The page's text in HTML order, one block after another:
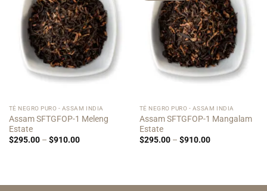
TÉ NEGRO PURO - ASSAM INDIA
Assam SFTGFOP-1 Meleng
Estate
$295.00 – $910.00Price
TÉ NEGRO PURO - ASSAM INDIA
Assam SFTGFOP-1 Mangalam
Estate
$295.00 – $910.00Price